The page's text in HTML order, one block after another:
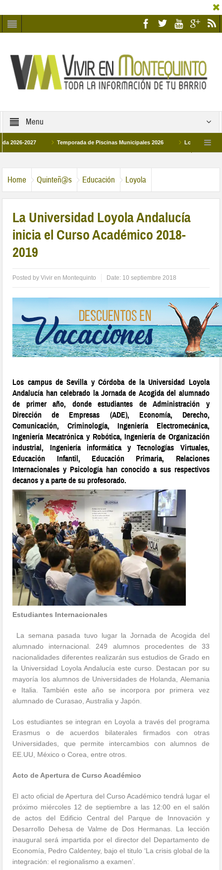
Menu
Temporada de Piscinas Municipales 2026 Los Campus de
Home Quinteñ@s Educación Loyola
La Universidad Loyola Andalucía
inicia el Curso Académico 2018-
2019
Posted byVivir en Montequinto Date: 10 septiembre 2018
Los campus de Sevilla y Córdoba de la Universidad Loyola
Andalucía han celebrado la Jornada de Acogida del alumnado
de primer año, donde estudiantes de Administración y
Dirección de Empresas (ADE), Economía, Derecho,
Comunicación, Criminología, Ingeniería Electromecánica,
Ingeniería Mecatrónica y Robótica, Ingeniería de Organización
industrial, Ingeniería informática y Tecnologías Virtuales,
Educación Infantil, Educación Primaria, Relaciones
Internacionales y Psicología han conocido a sus respectivos
decanos y a parte de su profesorado.
Estudiantes Internacionales
La semana pasada tuvo lugar la Jornada de Acogida del
alumnado internacional. 249 alumnos procedentes de 33
nacionalidades diferentes realizarán sus estudios de Grado en
la Universidad Loyola Andalucía este curso. Destacan por su
mayoría los alumnos de Universidades de Holanda, Alemania
e Italia. También este año se incorpora por primera vez
alumnado de Curasao, Australia y Japón.
Los estudiantes se integran en Loyola a través del programa
Erasmus o de acuerdos bilaterales firmados con otras
Universidades, que permite intercambios con alumnos de
EE.UU, México o Corea, entre otros.
Acto de Apertura de Curso Académico
El acto oficial de Apertura del Curso Académico tendrá lugar el
próximo miércoles 12 de septiembre a las 12:00 en el salón
de actos del Edificio Central del Parque de Innovación y
Desarrollo Dehesa de Valme de Dos Hermanas. La lección
inaugural será impartida por el director del Departamento de
Economía, Pedro Caldentey, bajo el titulo ‘La crisis global de la
integración: el regionalismo a examen’.